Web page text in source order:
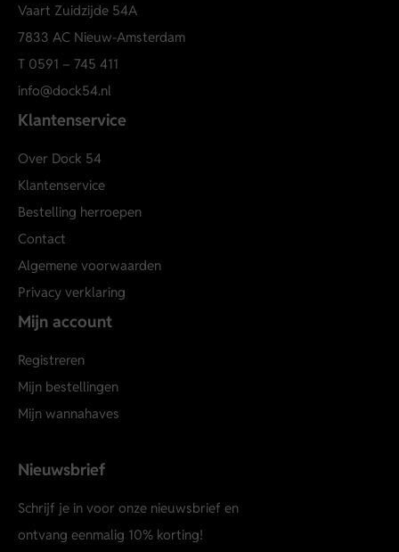
Vaart Zuidzijde 54A
7833 AC Nieuw-Amsterdam
T 0591 – 745 411
info@dock54.nl
Klantenservice
Over Dock 54
Klantenservice
Bestelling herroepen
Contact
Algemene voorwaarden
Privacy verklaring
Mijn account
Registreren
Mijn bestellingen
Mijn wannahaves
Nieuwsbrief
Schrijf je in voor onze nieuwsbrief en
ontvang eenmalig 10% korting!